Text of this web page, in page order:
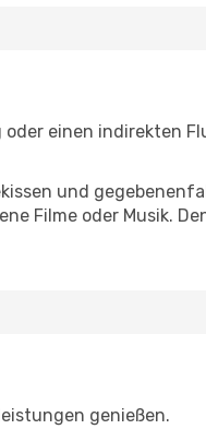
einen indirekten
und
Filme oder Musik.
genießen.